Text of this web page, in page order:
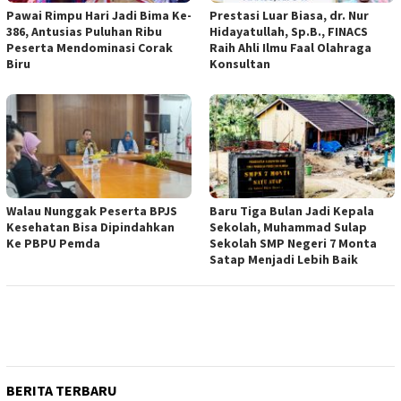
Pawai Rimpu Hari Jadi Bima Ke-
386, Antusias Puluhan Ribu
Peserta Mendominasi Corak
Biru
Prestasi Luar Biasa, dr. Nur
Hidayatullah, Sp.B., FINACS
Raih Ahli Ilmu Faal Olahraga
Konsultan
Walau Nunggak Peserta BPJS
Kesehatan Bisa Dipindahkan
Ke PBPU Pemda
Baru Tiga Bulan Jadi Kepala
Sekolah, Muhammad Sulap
Sekolah SMP Negeri 7 Monta
Satap Menjadi Lebih Baik
BERITA TERBARU